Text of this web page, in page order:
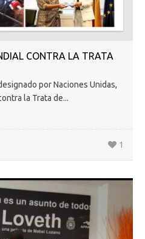
CONTRA LA TRATA
por Naciones Unidas,
la Trata de...
1